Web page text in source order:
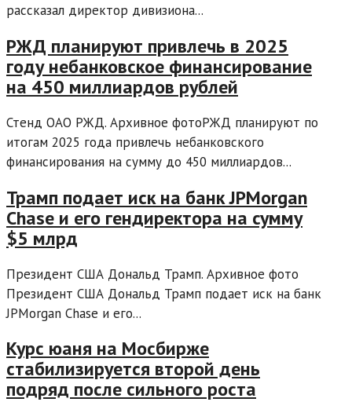
рассказал директор дивизиона...
РЖД планируют привлечь в 2025
году небанковское финансирование
на 450 миллиардов рублей
Стенд ОАО РЖД. Архивное фотоРЖД планируют по
итогам 2025 года привлечь небанковского
финансирования на сумму до 450 миллиардов...
Трамп подает иск на банк JPMorgan
Chase и его гендиректора на сумму
$5 млрд
Президент США Дональд Трамп. Архивное фото
Президент США Дональд Трамп подает иск на банк
JPMorgan Chase и его...
Курс юаня на Мосбирже
стабилизируется второй день
подряд после сильного роста